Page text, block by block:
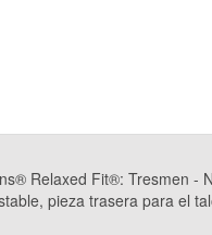
Relaxed Fit®: Tresmen -
pieza trasera para el